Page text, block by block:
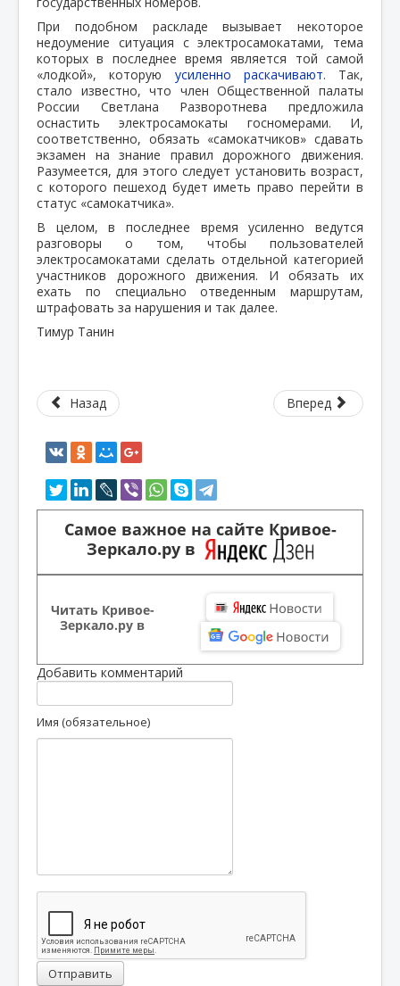
При подобном раскладе вызывает некоторое
недоумение ситуация с электросамокатами, тема
которых в последнее время является той самой
«лодкой», которую усиленно раскачивают. Так,
стало известно, что член Общественной палаты
России Светлана Разворотнева предложила
оснастить электросамокаты госномерами. И,
соответственно, обязать «самокатчиков» сдавать
экзамен на знание правил дорожного движения.
Разумеется, для этого следует установить возраст,
с которого пешеход будет иметь право перейти в
статус «самокатчика».
В целом, в последнее время усиленно ведутся
разговоры о том, чтобы пользователей
электросамокатами сделать отдельной категорией
участников дорожного движения. И обязать их
ехать по специально отведенным маршрутам,
штрафовать за нарушения и так далее.
Тимур Танин
Назад Вперед
Самое важное на сайте Кривое-
Зеркало.ру в
Читать Кривое-
Зеркало.ру в
Добавить комментарий
Имя (обязательное)
Отправить